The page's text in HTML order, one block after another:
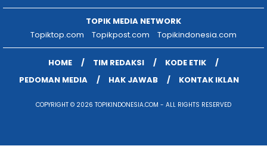
TOPIK MEDIA NETWORK
Topiktop.com
Topikpost.com Topikindonesia.com
HOME TIM REDAKSI
KODE ETIK
PEDOMAN MEDIA
HAK JAWAB KONTAK IKLAN
COPYRIGHT © 2026 TOPIKINDONESIA.COM - ALL RIGHTS RESERVED